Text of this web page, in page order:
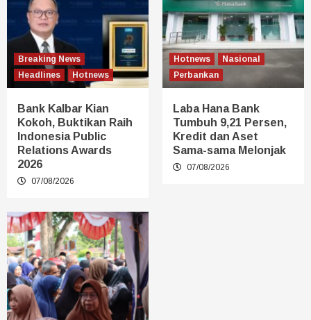
Breaking News
Headlines
Hotnews
Bank Kalbar Kian
Kokoh, Buktikan Raih
Indonesia Public
Relations Awards
2026
07/08/2026
Hotnews
Nasional
Perbankan
Laba Hana Bank
Tumbuh 9,21 Persen,
Kredit dan Aset
Sama-sama Melonjak
07/08/2026